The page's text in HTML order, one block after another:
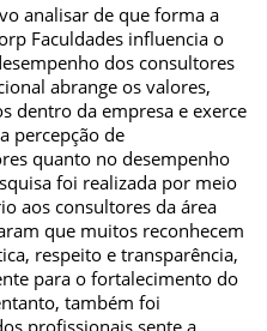
analisar de que forma a
Faculdades influencia o
dos consultores
abrange os valores,
dentro da empresa e exerce
percepção de
quanto no desempenho
foi realizada por meio
aos consultores da área
que muitos reconhecem
respeito e transparência,
para o fortalecimento do
também foi
profissionais sente a